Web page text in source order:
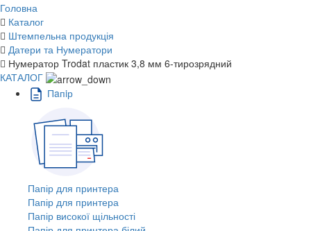
Головна
Каталог
Штемпельна продукція
Датери та Нумератори
Нумератор Trodat пластик 3,8 мм 6-тирозрядний
КАТАЛОГ
Пaпiр
Папір для принтера
Папір для принтера
Папір високої щільності